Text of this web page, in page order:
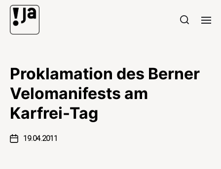
Proklamation des Berner
Velomanifests am
Karfrei-Tag
19.04.2011